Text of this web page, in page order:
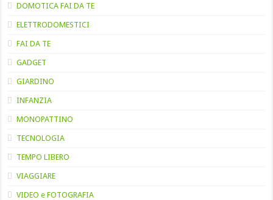
DOMOTICA FAI DA TE
ELETTRODOMESTICI
FAI DA TE
GADGET
GIARDINO
INFANZIA
MONOPATTINO
TECNOLOGIA
TEMPO LIBERO
VIAGGIARE
VIDEO e FOTOGRAFIA